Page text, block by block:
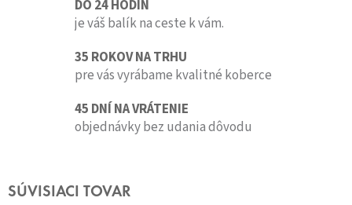
DO 24 HODÍN
je váš balík na ceste k vám.
35 ROKOV NA TRHU
pre vás vyrábame kvalitné koberce
45 DNÍ NA VRÁTENIE
objednávky bez udania dôvodu
SÚVISIACI TOVAR